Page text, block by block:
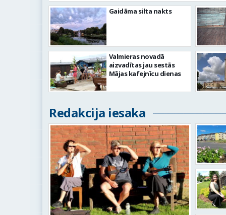
Gaidāma silta nakts
Valmieras novadā
aizvadītas jau sestās
Mājas kafejnīcu dienas
Redakcija iesaka